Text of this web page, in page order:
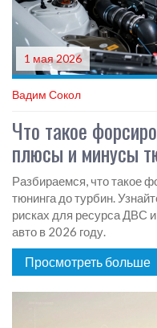
1 мая 2026
Вадим Сокол
Что такое
плюсы и минусы
Разбираемся, что такое
тюнинга до турбин.
рисках для ресурса ДВС
авто в 2026 году.
Просмотреть больше